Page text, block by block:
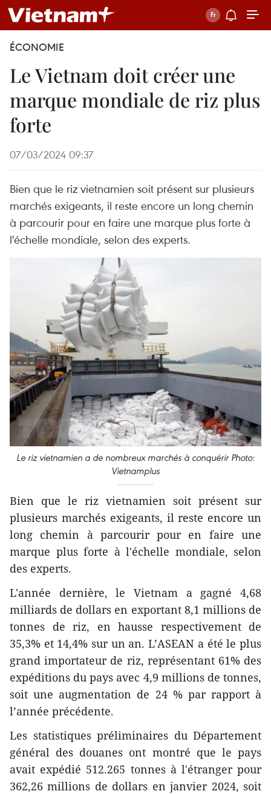
ÉCONOMIE
Le Vietnam doit créer une
marque mondiale de riz plus
forte
07/03/2024 09:37
Bien que le riz vietnamien soit présent sur plusieurs
marchés exigeants, il reste encore un long chemin
à parcourir pour en faire une marque plus forte à
l'échelle mondiale, selon des experts.
Le riz vietnamien a de nombreux marchés à conquérir Photo:
Vietnamplus
Bien que le riz vietnamien soit présent sur
plusieurs marchés exigeants, il reste encore un
long chemin à parcourir pour en faire une
marque plus forte à l'échelle mondiale, selon
des experts.
L'année dernière, le Vietnam a gagné 4,68
milliards de dollars en exportant 8,1 millions de
tonnes de riz, en hausse respectivement de
35,3% et 14,4% sur un an. L’ASEAN a été le plus
grand importateur de riz, représentant 61% des
expéditions du pays avec 4,9 millions de tonnes,
soit une augmentation de 24 % par rapport à
l’année précédente.
Les statistiques préliminaires du Département
général des douanes ont montré que le pays
avait expédié 512.265 tonnes à l'étranger pour
362,26 millions de dollars en janvier 2024, soit